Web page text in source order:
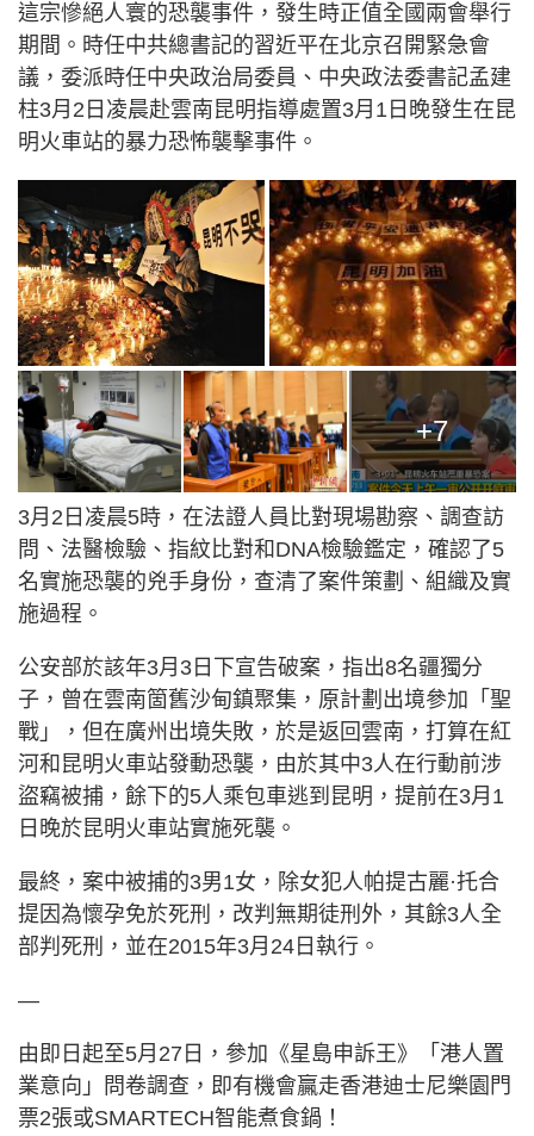
這宗慘絕人寰的恐襲事件，發生時正值全國兩會舉行
期間。時任中共總書記的習近平在北京召開緊急會
議，委派時任中央政治局委員、中央政法委書記孟建
柱3月2日凌晨赴雲南昆明指導處置3月1日晚發生在昆
明火車站的暴力恐怖襲擊事件。
+7
3月2日凌晨5時，在法證人員比對現場勘察、調查訪
問、法醫檢驗、指紋比對和DNA檢驗鑑定，確認了5
名實施恐襲的兇手身份，查清了案件策劃、組織及實
施過程。
公安部於該年3月3日下宣告破案，指出8名疆獨分
子，曾在雲南箇舊沙甸鎮聚集，原計劃出境參加「聖
戰」，但在廣州出境失敗，於是返回雲南，打算在紅
河和昆明火車站發動恐襲，由於其中3人在行動前涉
盜竊被捕，餘下的5人乘包車逃到昆明，提前在3月1
日晚於昆明火車站實施死襲。
最終，案中被捕的3男1女，除女犯人帕提古麗·托合
提因為懷孕免於死刑，改判無期徒刑外，其餘3人全
部判死刑，並在2015年3月24日執行。
—
由即日起至5月27日，參加《星島申訴王》「港人置
業意向」問卷調查，即有機會贏走香港迪士尼樂園門
票2張或SMARTECH智能煮食鍋！